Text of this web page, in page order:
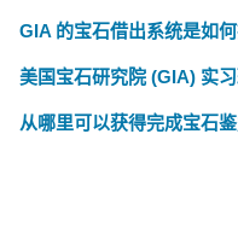
GIA 的宝石借出系统是如何
美国宝石研究院 (GIA) 实
从哪里可以获得完成宝石